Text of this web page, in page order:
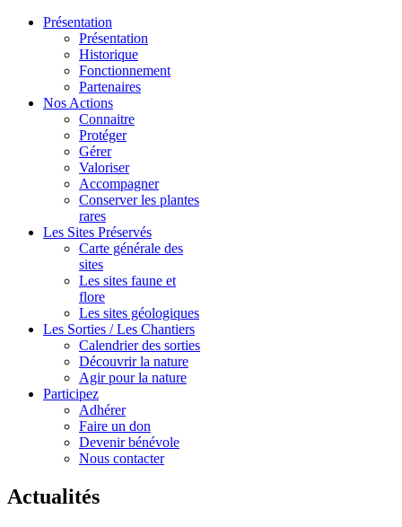
Présentation
Présentation
Historique
Fonctionnement
Partenaires
Nos Actions
Connaitre
Protéger
Gérer
Valoriser
Accompagner
Conserver les plantes
rares
Les Sites Préservés
Carte générale des
sites
Les sites faune et
flore
Les sites géologiques
Les Sorties / Les Chantiers
Calendrier des sorties
Découvrir la nature
Agir pour la nature
Participez
Adhérer
Faire un don
Devenir bénévole
Nous contacter
Actualités